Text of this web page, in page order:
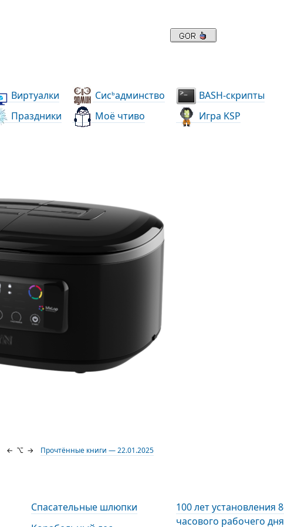
Виртуалки Сисьадминство
BASH-скрипты
Праздники Моё чтиво Игра KSP
← ⌥ → Прочтённые книги — 22.01.2025
Спасательные шлюпки
100 лет установления
часового рабочего дня